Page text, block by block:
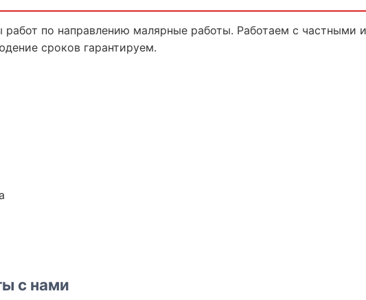
работ по направлению малярные работы. Работаем с частными
сроков гарантируем.
с нами